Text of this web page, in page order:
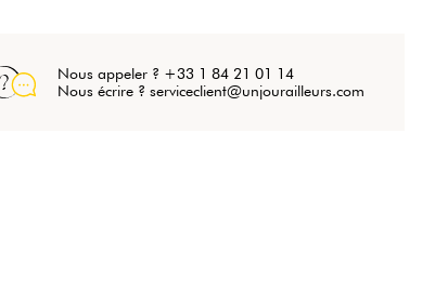
Nous appeler ? +33 1 84 21 01 14
Nous écrire ? serviceclient@unjourailleurs.com